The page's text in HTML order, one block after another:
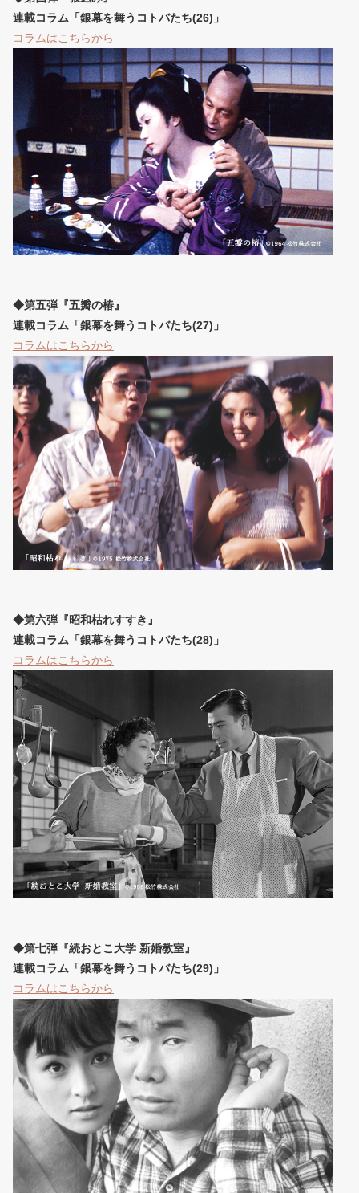
連載コラム「銀幕を舞うコトバたち(26)」
コラムはこちらから
◆第五弾『五瓣の椿』
連載コラム「銀幕を舞うコトバたち(27)」
コラムはこちらから
◆第六弾『昭和枯れすすき』
連載コラム「銀幕を舞うコトバたち(28)」
コラムはこちらから
◆第七弾『続おとこ大学 新婚教室』
連載コラム「銀幕を舞うコトバたち(29)」
コラムはこちらから